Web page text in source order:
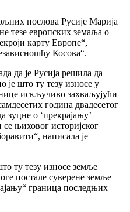
послова Русије Марија
тезе европских земаља о
карту Европе“,
Косова“.
да је Русија решила да
је што ту тезу износе у
искључиво захваљујући
година двадесетог
зуцне о ‘прекрајању’
њиховог историјског
написала је
ту тезу износе земље
постале суверене земље
граница последњих